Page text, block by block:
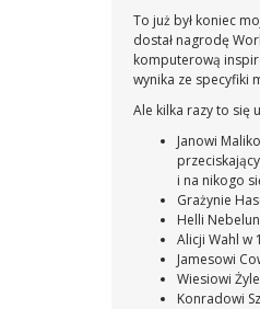
To już był koniec
dostał nagrodę
komputerową
wynika ze specyfiki
Ale kilka razy to się
Janowi
i na nikogo
Grażynie
Helli
Alicji Wahl w
Jamesowi
Wiesiowi
Konradowi